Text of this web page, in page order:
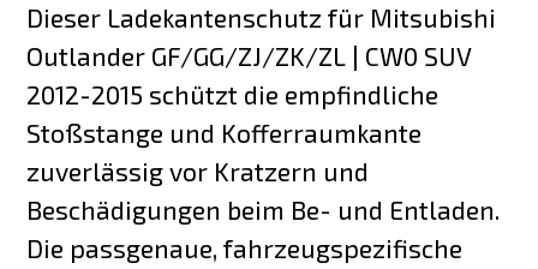
Dieser Ladekantenschutz für Mitsubishi
Outlander GF/GG/ZJ/ZK/ZL | CW0 SUV
2012-2015 schützt die empfindliche
Stoßstange und Kofferraumkante
zuverlässig vor Kratzern und
Beschädigungen beim Be- und Entladen.
Die passgenaue, fahrzeugspezifische